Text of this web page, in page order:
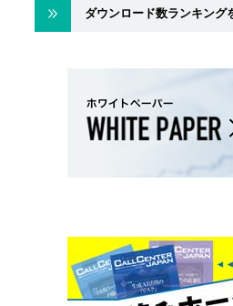
ダウンロード数ランキング